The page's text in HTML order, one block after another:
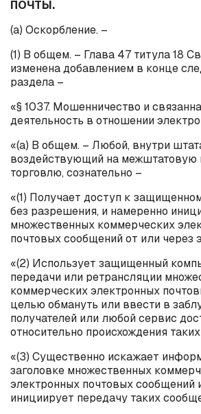
ПОЧТЫ.
(a) Оскорбление. –
(1) В общем. – Глава 47 титула 18
изменена добавлением в конце
раздела –
«§ 1037. Мошенничество и
деятельность в отношении
«(a) В общем. – Любой, внутри
воздействующий на межштатовую
торговлю, сознательно –
«(1) Получает доступ к
без разрешения, и намеренно
множественных коммерческих
почтовых сообщений от или через
«(2) Использует защищенный
передачи или ретрансляции
коммерческих электронных
целью обмануть или ввести в
получателей или любой сервис
относительно происхождения
«(3) Существенно искажает
заголовке множественных
электронных почтовых сообщений
инициирует передачу таких